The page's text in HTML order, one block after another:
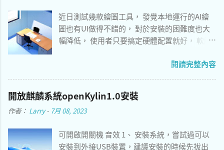
近日測試幾款繪圖工具， 發覺本地運行的AI繪
圖也有UI做得不錯的， 對於安裝的困難度也大
幅降低， 使用者只要搞定硬體配置就好， 軟體
薦兩個作業系統分別適用的軟體， 安裝好只要
自行導入 模型 即可使用， 簡單程度勝過 Stable
圖工具參考： Windows - Easy Diffusion 3.0 [簡
易安裝，介面僅提供英文，GPU加速] macOS
支持AppleM系列加速] macOS 12.3 and before
閱讀完整內容
開放麒麟系統openKylin1.0安裝
作者： Larry - 7月 08, 2023
可開啟開關機 音效 1、 安裝系統，嘗試過可以
安裝到外接USB裝置，建議安裝的時候先拔出